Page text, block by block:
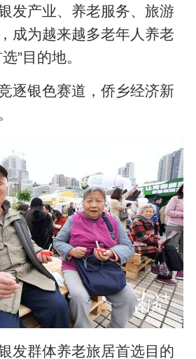
发产业、养老服务、旅游
成为越来越多老年人养老
”目的地。
逐银色赛道，侨乡经济新
发群体养老旅居首选目的